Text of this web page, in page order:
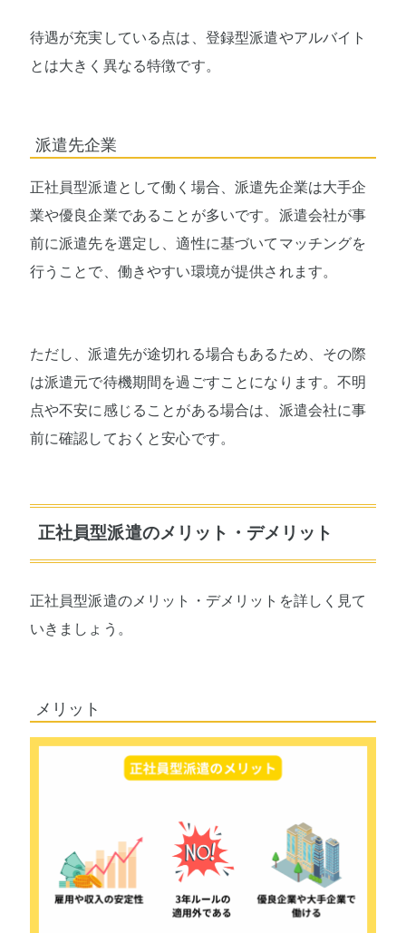
待遇が充実している点は、登録型派遣やアルバイト
とは大きく異なる特徴です。
派遣先企業
正社員型派遣として働く場合、派遣先企業は大手企
業や優良企業であることが多いです。派遣会社が事
前に派遣先を選定し、適性に基づいてマッチングを
行うことで、働きやすい環境が提供されます。
ただし、派遣先が途切れる場合もあるため、その際
は派遣元で待機期間を過ごすことになります。不明
点や不安に感じることがある場合は、派遣会社に事
前に確認しておくと安心です。
正社員型派遣のメリット・デメリット
正社員型派遣のメリット・デメリットを詳しく見て
いきましょう。
メリット